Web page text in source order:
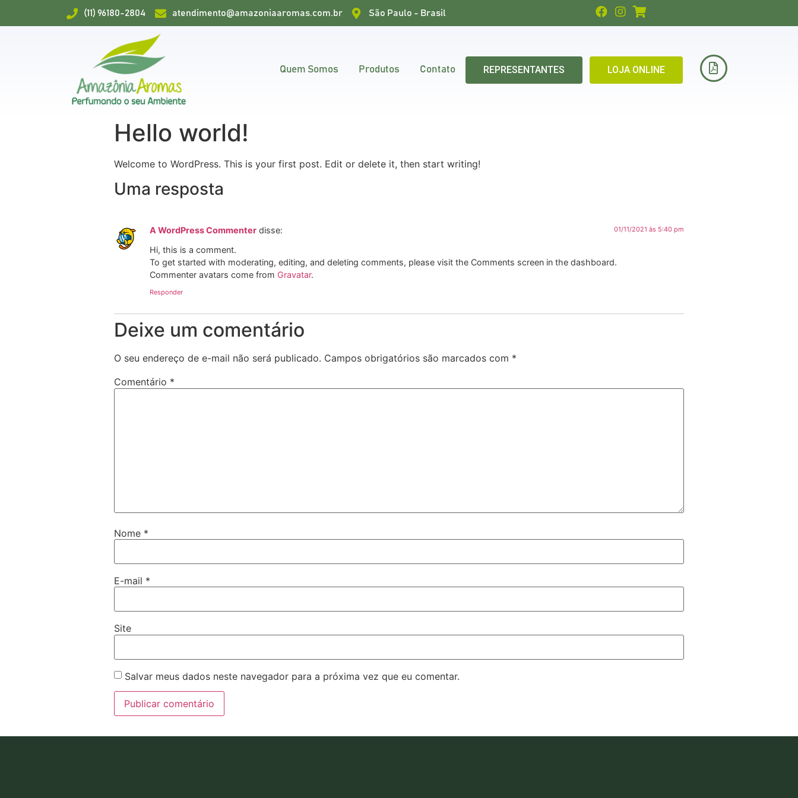
(11) 96180-2804 atendimento@amazoniaaromas.com.br São Paulo - Brasil
Quem Somos Produtos Contato REPRESENTANTES LOJA ONLINE
Hello world!
Welcome to WordPress. This is your first post. Edit or delete it, then start writing!
Uma resposta
A WordPress Commenter disse: 01/11/2021 às 5:40 pm
Hi, this is a comment.
To get started with moderating, editing, and deleting comments, please visit the Comments screen in the dashboard.
Commenter avatars come from Gravatar.
Responder
Deixe um comentário
O seu endereço de e-mail não será publicado. Campos obrigatórios são marcados com *
Comentário *
Nome *
E-mail *
Site
Salvar meus dados neste navegador para a próxima vez que eu comentar.